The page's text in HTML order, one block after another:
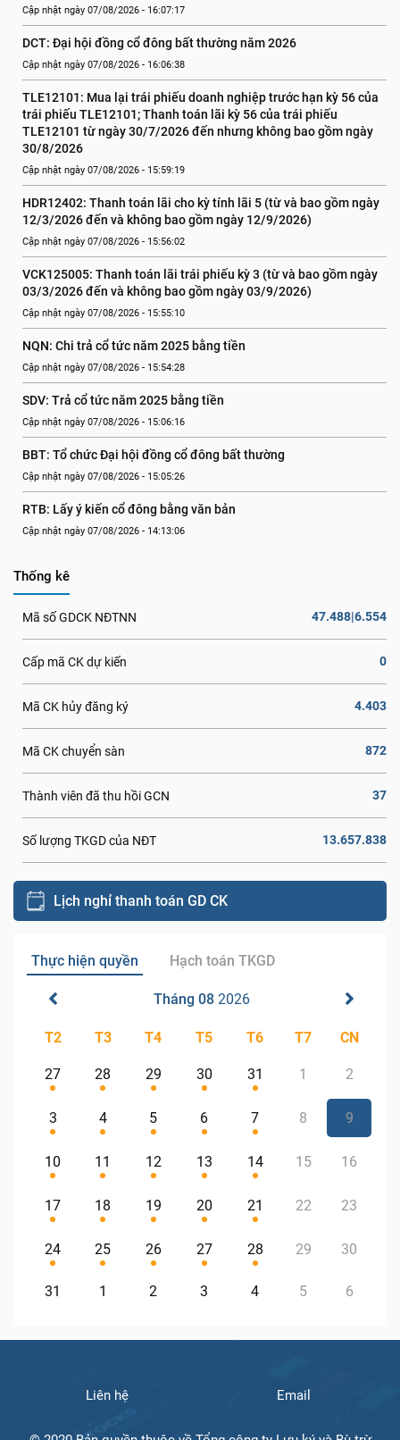
Cập nhật ngày 07/08/2026 - 16:07:17
DCT: Đại hội đồng cổ đông bất thường năm 2026
Cập nhật ngày 07/08/2026 - 16:06:38
TLE12101: Mua lại trái phiếu doanh nghiệp trước hạn kỳ 56 của
trái phiếu TLE12101; Thanh toán lãi kỳ 56 của trái phiếu
TLE12101 từ ngày 30/7/2026 đến nhưng không bao gồm ngày
30/8/2026
Cập nhật ngày 07/08/2026 - 15:59:19
HDR12402: Thanh toán lãi cho kỳ tính lãi 5 (từ và bao gồm ngày
12/3/2026 đến và không bao gồm ngày 12/9/2026)
Cập nhật ngày 07/08/2026 - 15:56:02
VCK125005: Thanh toán lãi trái phiếu kỳ 3 (từ và bao gồm ngày
03/3/2026 đến và không bao gồm ngày 03/9/2026)
Cập nhật ngày 07/08/2026 - 15:55:10
NQN: Chi trả cổ tức năm 2025 bằng tiền
Cập nhật ngày 07/08/2026 - 15:54:28
SDV: Trả cổ tức năm 2025 bằng tiền
Cập nhật ngày 07/08/2026 - 15:06:16
BBT: Tổ chức Đại hội đồng cổ đông bất thường
Cập nhật ngày 07/08/2026 - 15:05:26
RTB: Lấy ý kiến cổ đông bằng văn bản
Cập nhật ngày 07/08/2026 - 14:13:06
Thống kê
Mã số GDCK NĐTNN 47.488|6.554
Cấp mã CK dự kiến 0
Mã CK hủy đăng ký 4.403
Mã CK chuyển sàn 872
Thành viên đã thu hồi GCN 37
Số lượng TKGD của NĐT 13.657.838
Lịch nghỉ thanh toán GD CK
Thực hiện quyền Hạch toán TKGD
Tháng 08 2026
T2 T3 T4 T5 T6 T7 CN
27 28 29 30 31 1 2
3 4 5 6 7 8 9
10 11 12 13 14 15 16
17 18 19 20 21 22 23
24 25 26 27 28 29 30
31 1 2 3 4 5 6
Liên hệ Email